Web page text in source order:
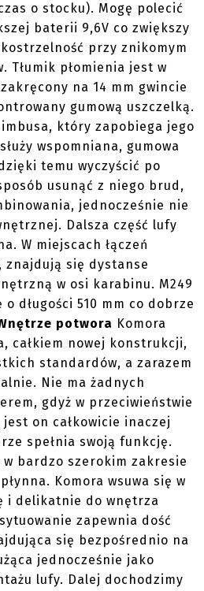
o stocku). Mogę polecić
baterii 9,6V co zwiększy
przy znikomym
Tłumik płomienia jest w
na 14 mm gwincie
gumową uszczelką.
który zapobiega jego
wspomniana, gumowa
temu wyczyścić po
usunąć z niego brud,
jednocześnie nie
Dalsza część lufy
W miejscach łączeń
znajdują się dystanse
w osi karabinu. M249
długości 510 mm co dobrze
potwora Komora
całkiem nowej konstrukcji,
standardów, a zarazem
Nie ma żadnych
gdyż w przeciwieństwie
on całkowicie inaczej
spełnia swoją funkcję.
w bardzo szerokim zakresie
Komora wsuwa się w
i delikatnie do wnętrza
zapewnia dość
się bezpośrednio na
jednocześnie jako
lufy. Dalej dochodzimy